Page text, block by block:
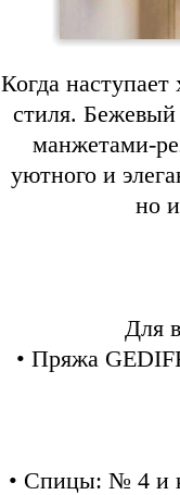
Когда наступает
стиля. Бежевый
манжетами-
уютного и
но
Для
• Пряжа
• Спицы: № 4 и